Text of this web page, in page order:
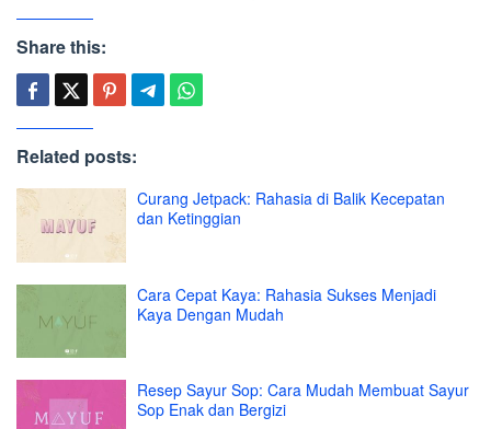
Share this:
Related posts:
Curang Jetpack: Rahasia di Balik Kecepatan
dan Ketinggian
Cara Cepat Kaya: Rahasia Sukses Menjadi
Kaya Dengan Mudah
Resep Sayur Sop: Cara Mudah Membuat Sayur
Sop Enak dan Bergizi